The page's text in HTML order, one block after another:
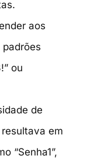
aos
ou
de
em
“Senha1”,